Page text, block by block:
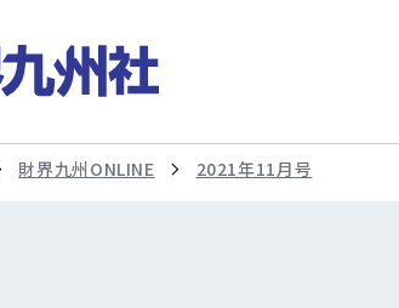
財界九州ONLINE 2021年11月号